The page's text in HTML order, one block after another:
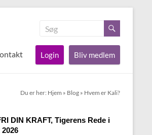
Login Bliv medlem
Du er her: Hjem » Blog » Hvem er Kali?
DIN KRAFT, Tigerens Rede i